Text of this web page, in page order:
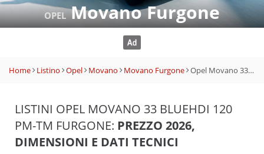
OPELMovano Furgone
Home Listino Opel Movano Movano Furgone Opel Movano 33 BlueHdi 120 PM-TM Furgone
LISTINI OPEL MOVANO 33 BLUEHDI 120
PM-TM FURGONE: PREZZO 2026,
DIMENSIONI E DATI TECNICI